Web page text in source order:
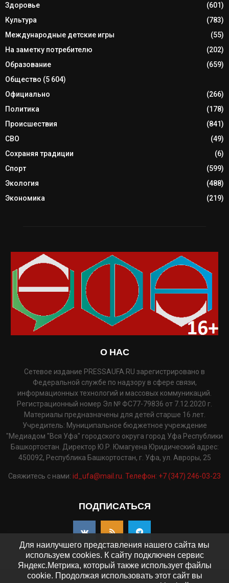
Здоровье
(601)
Культура
(783)
Международные детские игры
(55)
На заметку потребителю
(202)
Образование
(659)
Общество (5 604)
Официально
(266)
Политика
(178)
Происшествия
(841)
СВО
(49)
Сохраняя традиции
(6)
Спорт
(599)
Экология
(488)
Экономика
(219)
О НАС
Сетевое издание PRESSAUFA.RU зарегистрировано в
Федеральной службе по надзору в сфере связи,
информационных технологий и массовых коммуникаций.
Регистрационный номер Эл № ФС77-79836 от 7.12.2020 г.
Материалы предназначены для детей старше 16 лет.
Учредитель: Муниципальное бюджетное учреждение
"Медиадом "Вся Уфа" городского округа город Уфа Республики
Башкортостан. Директор Ю.Р. Юмагуена Юридический адрес:
450092, Республика Башкортостан, г. Уфа, ул. Авроры, 25
Свяжитесь с нами: id_ufa@mail.ru. Телефон: +7 (347) 246-03-23
ПОДПИСАТЬСЯ
©2025 - pressaufa.ru. Все права защищены.
Для наилучшего представления нашего сайта мы
используем cookies. К сайту подключен сервис
Яндекс.Метрика, который также использует файлы
cookie. Продолжая использовать этот сайт вы